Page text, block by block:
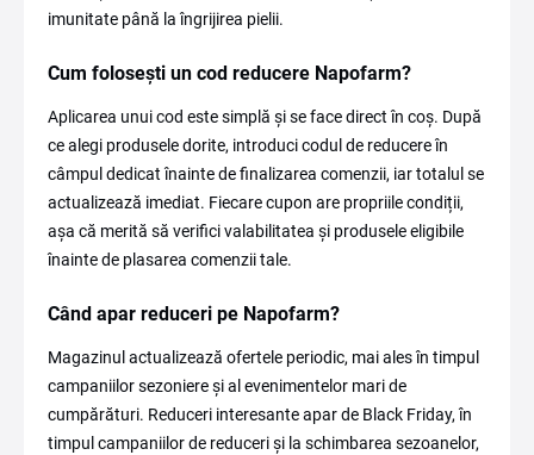
imunitate până la îngrijirea pielii.
Cum folosești un cod reducere Napofarm?
Aplicarea unui cod este simplă și se face direct în coș. După
ce alegi produsele dorite, introduci codul de reducere în
câmpul dedicat înainte de finalizarea comenzii, iar totalul se
actualizează imediat. Fiecare cupon are propriile condiții,
așa că merită să verifici valabilitatea și produsele eligibile
înainte de plasarea comenzii tale.
Când apar reduceri pe Napofarm?
Magazinul actualizează ofertele periodic, mai ales în timpul
campaniilor sezoniere și al evenimentelor mari de
cumpărături. Reduceri interesante apar de Black Friday, în
timpul campaniilor de reduceri și la schimbarea sezoanelor,